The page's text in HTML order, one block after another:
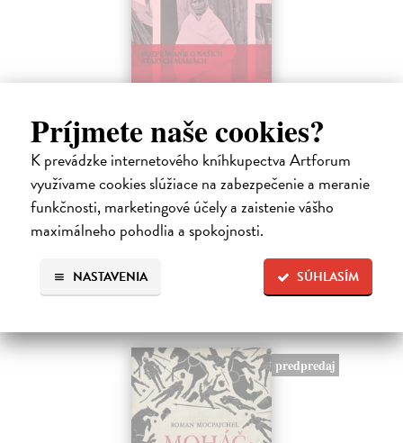
Príjmete naše cookies?
K prevádzke internetového kníhkupectva Artforum
využívame cookies slúžiace na zabezpečenie a meranie
funkčnosti, marketingové účely a zaistenie vášho
maximálneho pohodlia a spokojnosti.
SÚHLASÍM
NASTAVENIA
Sedliačky
Kuciel-Frydryszak Joanna| Kniha
„Neplač, dieťa moje. Každá žena je otrokyňa, tak ani ty nebudeš
vyvolená,“ hovorí babka svojej mladej vnučke.
Na sklade ?
23,66 €
predpredaj